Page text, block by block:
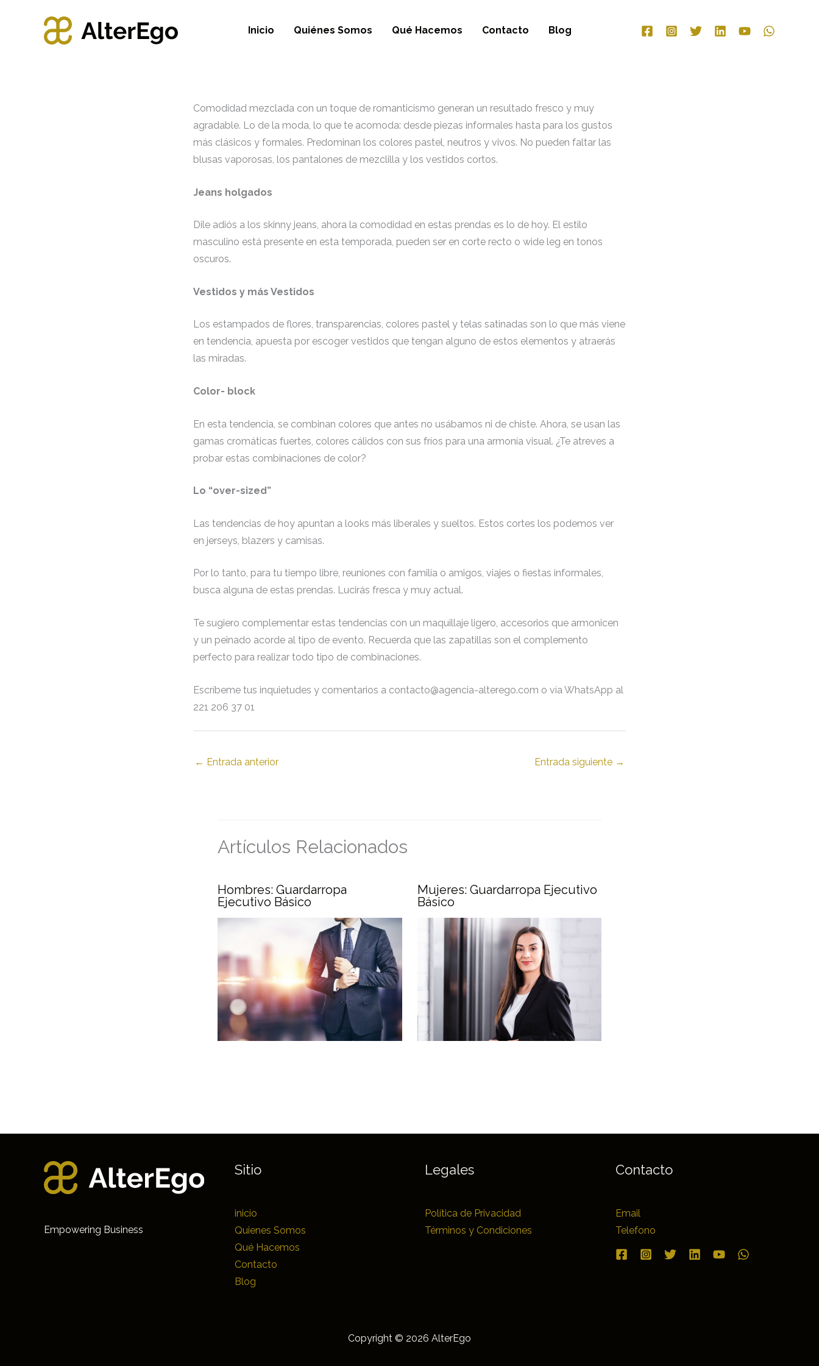
contenido
Inicio Quiénes Somos Qué Hacemos Contacto Blog
Comodidad mezclada con un toque de romanticismo generan un resultado fresco y muy
agradable. Lo de la moda, lo que te acomoda: desde piezas informales hasta para los gustos
más clásicos y formales. Predominan los colores pastel, neutros y vivos. No pueden faltar las
blusas vaporosas, los pantalones de mezclilla y los vestidos cortos.
Jeans holgados
Dile adiós a los skinny jeans, ahora la comodidad en estas prendas es lo de hoy. El estilo
masculino está presente en esta temporada, pueden ser en corte recto o wide leg en tonos
oscuros.
Vestidos y más Vestidos
Los estampados de flores, transparencias, colores pastel y telas satinadas son lo que más viene
en tendencia, apuesta por escoger vestidos que tengan alguno de estos elementos y atraerás
las miradas.
Color- block
En esta tendencia, se combinan colores que antes no usábamos ni de chiste. Ahora, se usan las
gamas cromáticas fuertes, colores cálidos con sus fríos para una armonía visual. ¿Te atreves a
probar estas combinaciones de color?
Lo “over-sized”
Las tendencias de hoy apuntan a looks más liberales y sueltos. Estos cortes los podemos ver
en jerseys, blazers y camisas.
Por lo tanto, para tu tiempo libre, reuniones con familia o amigos, viajes o fiestas informales,
busca alguna de estas prendas. Lucirás fresca y muy actual.
Te sugiero complementar estas tendencias con un maquillaje ligero, accesorios que armonicen
y un peinado acorde al tipo de evento. Recuerda que las zapatillas son el complemento
perfecto para realizar todo tipo de combinaciones.
Escríbeme tus inquietudes y comentarios a contacto@agencia-alterego.com o vía WhatsApp al
221 206 37 01
← Entrada anterior Entrada siguiente →
Artículos Relacionados
Hombres: Guardarropa
Ejecutivo Básico
Mujeres: Guardarropa Ejecutivo
Básico
Empowering Business
Sitio
inicio
Quienes Somos
Qué Hacemos
Contacto
Blog
Legales
Política de Privacidad
Términos y Condiciones
Contacto
Email
Telefono
Copyright © 2026 AlterEgo